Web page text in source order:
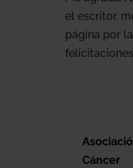
el escritor,
página por
felicitaciones
Cáncer